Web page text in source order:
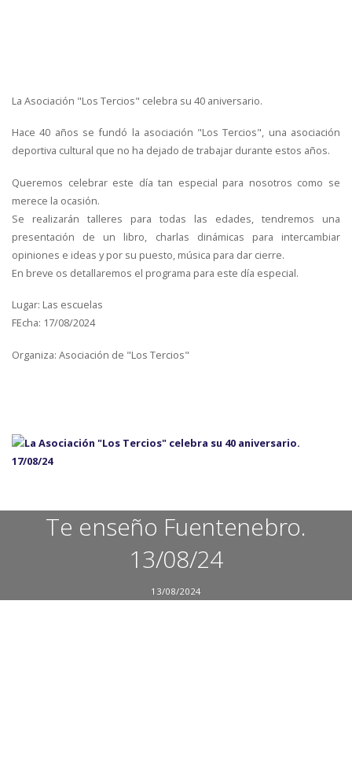
La Asociación "Los Tercios" celebra su 40 aniversario.
Hace 40 años se fundó la asociación "Los Tercios", una asociación
deportiva cultural que no ha dejado de trabajar durante estos años.
Queremos celebrar este día tan especial para nosotros como se
merece la ocasión.
Se realizarán talleres para todas las edades, tendremos una
presentación de un libro, charlas dinámicas para intercambiar
opiniones e ideas y por su puesto, música para dar cierre.
En breve os detallaremos el programa para este día especial.
Lugar: Las escuelas
FEcha: 17/08/2024
Organiza: Asociación de "Los Tercios"
Te enseño Fuentenebro.
13/08/24
13/08/2024